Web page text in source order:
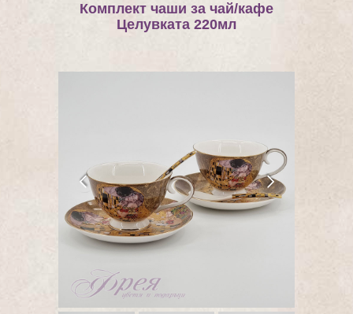
Комплект чаши за чай/кафе
Целувката 220мл